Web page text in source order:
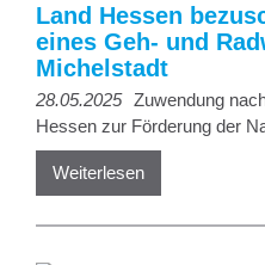
Land Hessen
eines Geh- und
Michelstadt
28.05.2025 Zuwendung
Hessen zur Förderung der
Weiterlesen